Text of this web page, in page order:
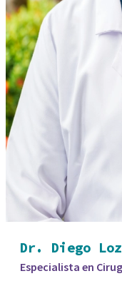
Dr. Diego
Especialista en